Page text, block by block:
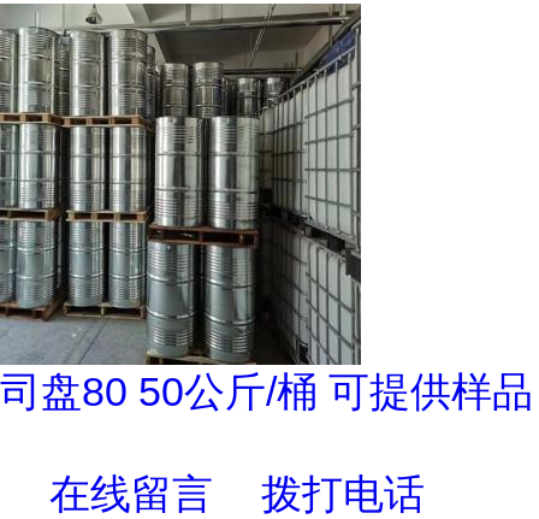
司盘80 50公斤/桶 可提供样品
在线留言 拨打电话